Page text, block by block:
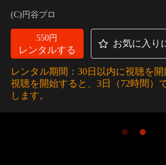
て地球を危機から救った希望の光ウルト
トリガーの身に何があったのか。そし
(C)円谷プロ
550円
レンタルする
お気に入り
レンタル期間：30日以内に視聴を
視聴を開始すると、3日（72時間）
します。